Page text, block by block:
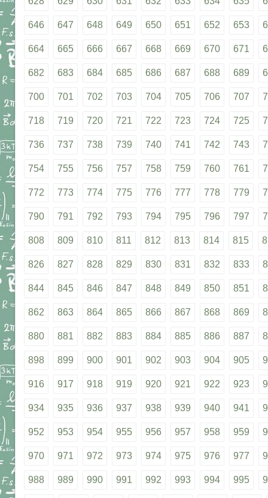
646 647 648 649 650 651 652 653
664 665 666 667 668 669 670 671
682 683 684 685 686 687 688 689
700 701 702 703 704 705 706 707
718 719 720 721 722 723 724 725
736 737 738 739 740 741 742 743
754 755 756 757 758 759 760 761
772 773 774 775 776 777 778 779
790 791 792 793 794 795 796 797
808 809 810 811 812 813 814 815
826 827 828 829 830 831 832 833
844 845 846 847 848 849 850 851
862 863 864 865 866 867 868 869
880 881 882 883 884 885 886 887
898 899 900 901 902 903 904 905
916 917 918 919 920 921 922 923
934 935 936 937 938 939 940 941
952 953 954 955 956 957 958 959
970 971 972 973 974 975 976 977
988 989 990 991 992 993 994 995